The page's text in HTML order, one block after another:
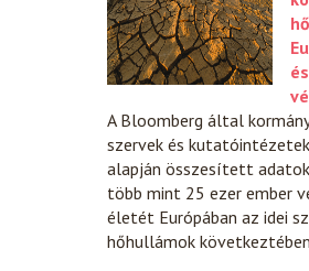
A Bloomberg által
szervek és
alapján összesített
több mint 25 ezer ember
életét Európában az idei
hőhullámok